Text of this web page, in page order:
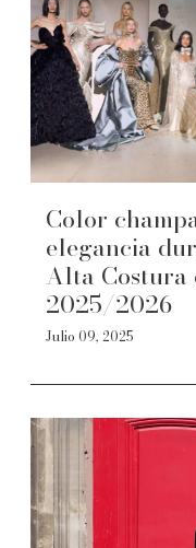
Color
elegancia
Alta
2025/2026
Julio 09, 2025